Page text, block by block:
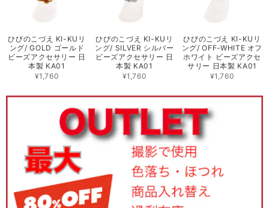
ひびのこづえ KI-KUリ
ング/ GOLD ゴールド
ビーズアクセサリー 日
本製 KA01
¥1,760
ひびのこづえ KI-KUリ
ング/ SILVER シルバー
ビーズアクセサリー 日
本製 KA01
¥1,760
ひびのこづえ KI-KUリ
ング/ OFF-WHITE オフ
ホワイト ビーズアクセ
サリー 日本製 KA01
¥1,760